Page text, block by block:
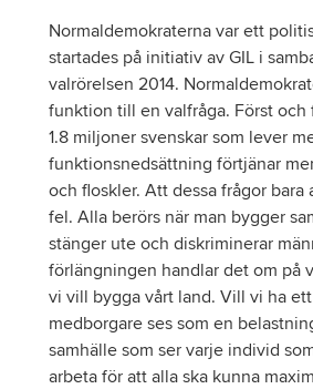
Normaldemokraterna var ett
startades på initiativ av GIL i
valrörelsen 2014.
funktion till en valfråga. Först och
1.8 miljoner svenskar som lever
funktionsnedsättning förtjänar
och floskler. Att dessa frågor bara
fel. Alla berörs när man bygger
stänger ute och diskriminerar
förlängningen handlar det om på
vi vill bygga vårt land. Vill vi ha
medborgare ses som en
samhälle som ser varje individ
arbeta för att alla ska kunna